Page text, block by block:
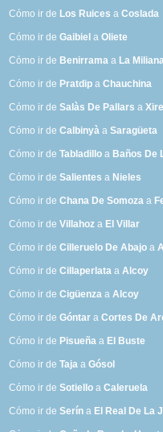
Cómo ir de Los Ruices aCoslada
Cómo ir deGaibiel aOliete
Cómo ir de Benirrama a La
Cómo ir de Pratdip aChauchina
Cómo ir deSalàs De Pallars a
Cómo ir deCalbinyà aSaragüeta
Cómo ir deTabladillo a Baños De
Cómo ir deSalientes a Nieles
Cómo ir deChana De Somoza a
Cómo ir deVillahoz a El Villar
Cómo ir deCilleruelo De Abajo a
Cómo ir deCillaperlata aAlcoy
Cómo ir deCigüenza aAlcoy
Cómo ir deGóntar aCortes De
Cómo ir de Pisueña a El Buste
Cómo ir deTaja aGósol
Cómo ir deSotiello aCaleruela
Cómo ir deSerín a El Real De La